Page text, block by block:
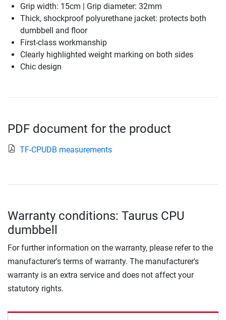
Grip width: 15cm | Grip diameter: 32mm
Thick, shockproof polyurethane jacket: protects both
dumbbell and floor
First-class workmanship
Clearly highlighted weight marking on both sides
Chic design
PDF document for the product
TF-CPUDB measurements
Warranty conditions: Taurus CPU
dumbbell
For further information on the warranty, please refer to the
manufacturer's terms of warranty. The manufacturer's
warranty is an extra service and does not affect your
statutory rights.